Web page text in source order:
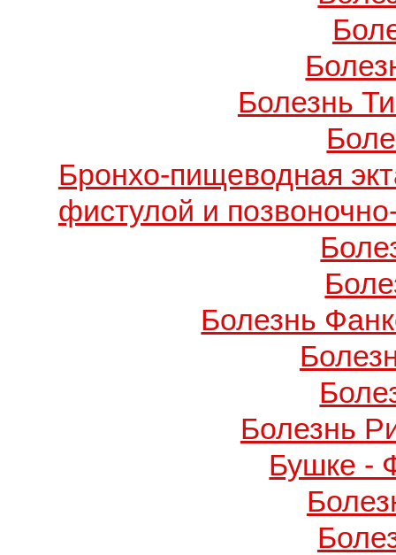
Болезнь
Бронхо-пищеводная
фистулой и
Болезнь
Болезнь
Бушке -